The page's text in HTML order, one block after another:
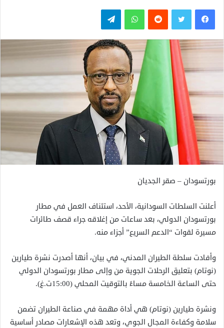
فيسبوكتويتر واتساب تيلقرام
بورتسودان – صقر الجديان
أعلنت السلطات السودانية، الأحد، استئناف العمل في مطار
بورتسودان الدولي، بعد ساعات من إغلاقه جراء قصف طائرات
مسيرة لقوات “الدعم السريع” أجزاء منه.
وأفادت سلطة الطيران المدني، في بيان، أنها أصدرت نشرة طيارين
(نوتام) بتعليق الرحلات الجوية من وإلى مطار بورتسودان الدولي
حتى الساعة الخامسة مساءً بالتوقيت المحلي (15:00ت.غ).
ونشرة طيارين (نوتام) هي أداة مهمة في صناعة الطيران تضمن
سلامة وكفاءة المجال الجوي، وتعد هذه الإشعارات مصادر أساسية